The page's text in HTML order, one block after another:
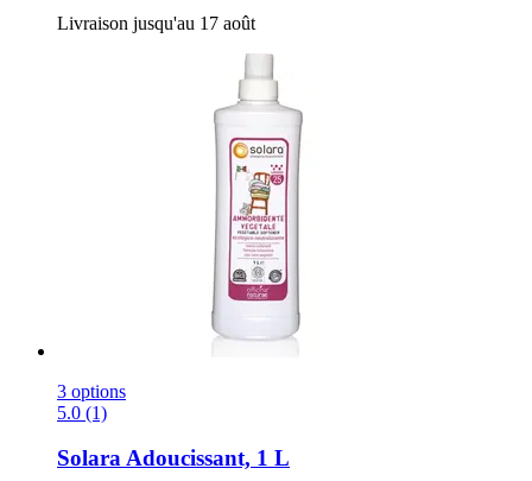
Livraison jusqu'au 17 août
3 options
5.0 (1)
SolaraAdoucissant, 1 L